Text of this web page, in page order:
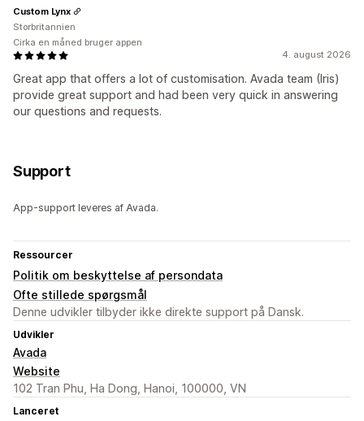
4. august 2026
Great app that offers a lot of customisation. Avada team (Iris)
provide great support and had been very quick in answering
our questions and requests.
Custom Lynx
Storbritannien
Cirka en måned bruger appen
Support
App-support leveres af Avada.
Ressourcer
Politik om beskyttelse af persondata
Ofte stillede spørgsmål
Denne udvikler tilbyder ikke direkte support på Dansk.
Udvikler
Avada
Website
102 Tran Phu, Ha Dong, Hanoi, 100000, VN
Lanceret